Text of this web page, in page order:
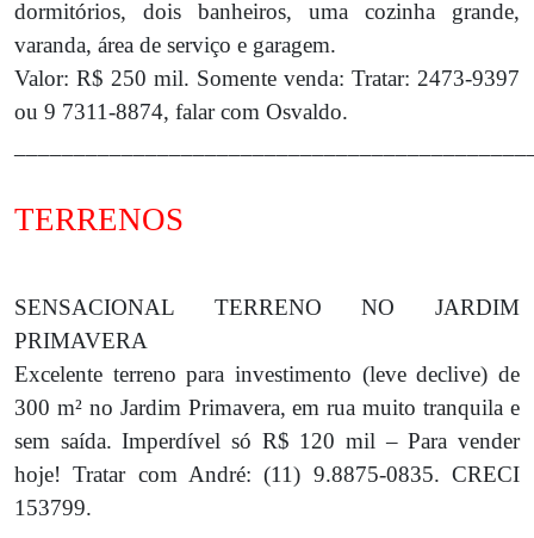
dormitórios, dois banheiros, uma cozinha grande,
varanda, área de serviço e garagem.
Valor: R$ 250 mil. Somente venda: Tratar: 2473-9397
ou 9 7311-8874, falar com Osvaldo.
TERRENOS
SENSACIONAL TERRENO NO JARDIM
PRIMAVERA
Excelente terreno para investimento (leve declive) de
300 m² no Jardim Primavera, em rua muito tranquila e
sem saída. Imperdível só R$ 120 mil – Para vender
hoje! Tratar com André: (11) 9.8875-0835. CRECI
153799.